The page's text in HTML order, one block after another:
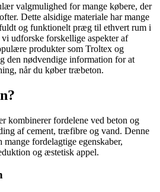
valgmulighed for mange købere, der
Dette alsidige materiale har mange
og funktionelt præg til ethvert rum i
udforske forskellige aspekter af
produkter som Troltex og
den nødvendige information for at
når du køber træbeton.
kombinerer fordelene ved beton og
af cement, træfibre og vand. Denne
fordelagtige egenskaber,
og æstetisk appel.